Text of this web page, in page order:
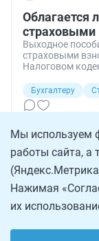
Облагается
страховыми
Выходное
страховыми
Налоговом
Бухгалтеру
Мы используем
работы сайта, а
Нажимая
их